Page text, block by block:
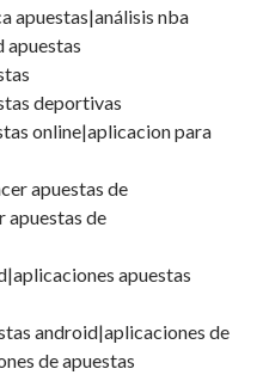
apuestas|análisis nba
apuestas
deportivas
online|aplicacion para
apuestas de
de
apuestas
android|aplicaciones de
de apuestas